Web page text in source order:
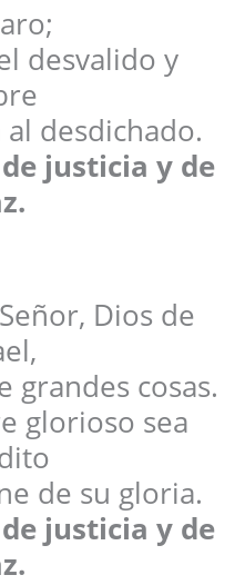
desvalido y
desdichado.
justicia y de
Dios de
grandes cosas.
glorioso sea
de su gloria.
justicia y de